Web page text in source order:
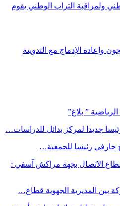
ولمراقبة التراب الوطني يقوم
وإعادة الإدماج مع التدوينة
” بلاغ”
جديدا لمركز بدائل للدراسات…
رئيسا للجمعية…
الاتصال بجهة مراكش آسفي :
بين المديرية الجهوية قطاع…